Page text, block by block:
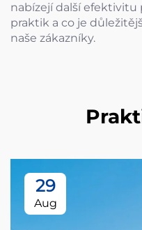
nabízejí další
praktik a co je
naše zákazníky.
29
Aug